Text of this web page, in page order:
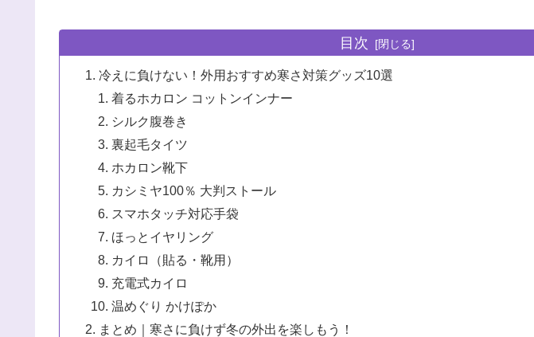
目次
冷えに負けない！外用おすすめ寒さ対策グッズ10選
着るホカロン コットンインナー
シルク腹巻き
裏起毛タイツ
ホカロン靴下
カシミヤ100％ 大判ストール
スマホタッチ対応手袋
ほっとイヤリング
カイロ（貼る・靴用）
充電式カイロ
温めぐり かけぽか
まとめ｜寒さに負けず冬の外出を楽しもう！